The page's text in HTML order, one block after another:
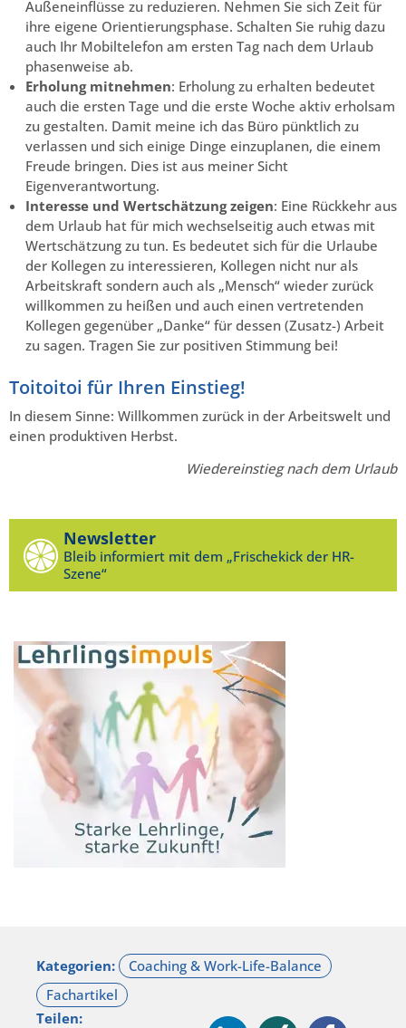
Außeneinflüsse zu reduzieren. Nehmen Sie sich Zeit für
ihre eigene Orientierungsphase. Schalten Sie ruhig dazu
auch Ihr Mobiltelefon am ersten Tag nach dem Urlaub
phasenweise ab.
Erholung mitnehmen: Erholung zu erhalten bedeutet
auch die ersten Tage und die erste Woche aktiv erholsam
zu gestalten. Damit meine ich das Büro pünktlich zu
verlassen und sich einige Dinge einzuplanen, die einem
Freude bringen. Dies ist aus meiner Sicht
Eigenverantwortung.
Interesse und Wertschätzung zeigen: Eine Rückkehr aus
dem Urlaub hat für mich wechselseitig auch etwas mit
Wertschätzung zu tun. Es bedeutet sich für die Urlaube
der Kollegen zu interessieren, Kollegen nicht nur als
Arbeitskraft sondern auch als „Mensch“ wieder zurück
willkommen zu heißen und auch einen vertretenden
Kollegen gegenüber „Danke“ für dessen (Zusatz-) Arbeit
zu sagen. Tragen Sie zur positiven Stimmung bei!
Toitoitoi für Ihren Einstieg!
In diesem Sinne: Willkommen zurück in der Arbeitswelt und
einen produktiven Herbst.
Wiedereinstieg nach dem Urlaub
Newsletter
Bleib informiert mit dem „Frischekick der HR-
Szene“
Kategorien:
Teilen: